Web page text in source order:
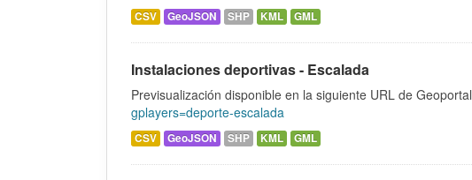
CSV GeoJSON SHP KML GML
Instalaciones deportivas - Escalada
Previsualización disponible en la siguiente URL de Geoportal
gplayers=deporte-escalada
CSV GeoJSON SHP KML GML